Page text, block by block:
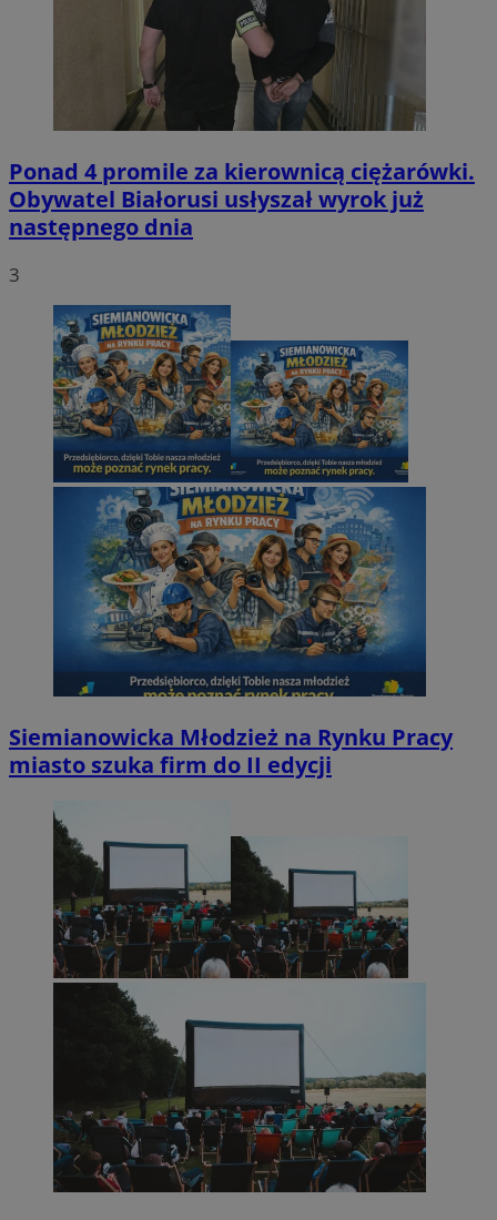
Ponad 4 promile za kierownicą ciężarówki.
Obywatel Białorusi usłyszał wyrok już
następnego dnia
3
Siemianowicka Młodzież na Rynku Pracy
miasto szuka firm do II edycji